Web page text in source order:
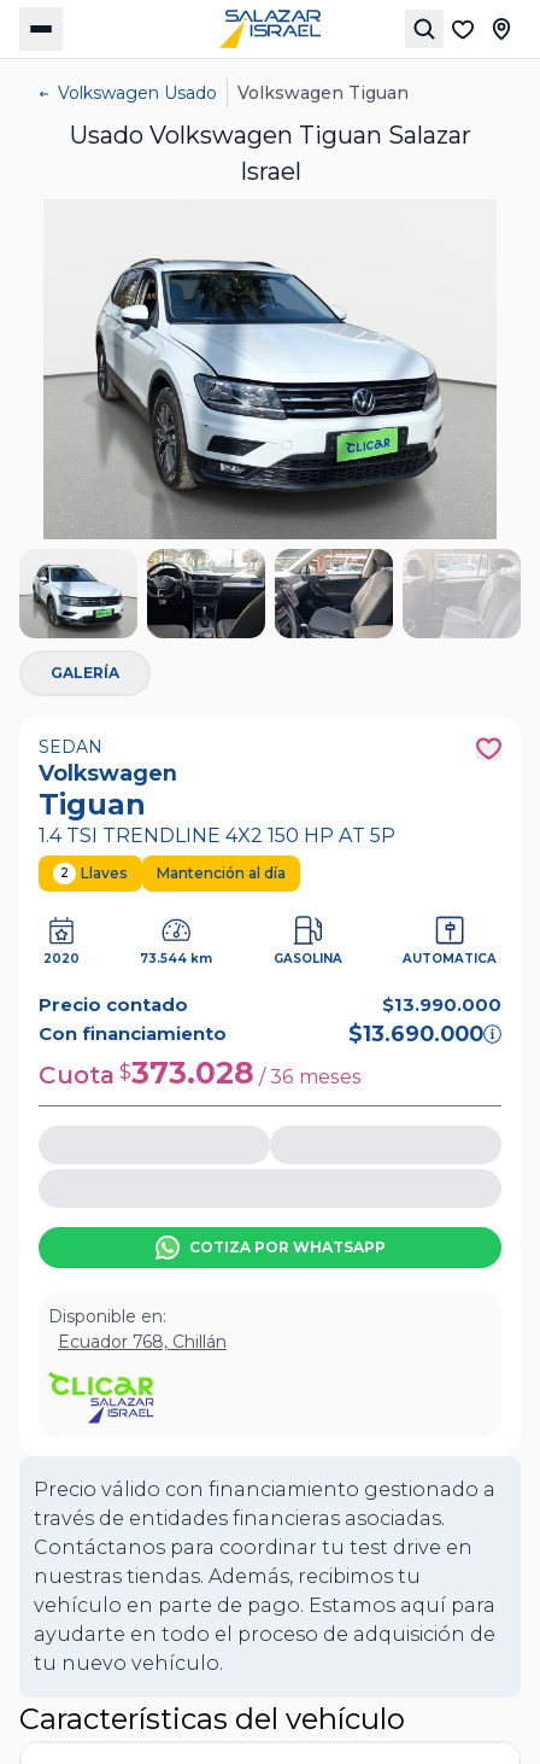
Volkswagen Usado Volkswagen Tiguan
Usado Volkswagen Tiguan Salazar
Israel
GALERÍA
SEDAN
Volkswagen
Tiguan
1.4 TSI TRENDLINE 4X2 150 HP AT 5P
2 Llaves Mantención al día
2020 73.544 km GASOLINA AUTOMATICA
Precio contado
$13.990.000
Con financiamiento
$13.690.000
Cuota $373.028 / 36 meses
COTIZA POR WHATSAPP
Disponible en:
Ecuador 768, Chillán
Precio válido con financiamiento gestionado a
través de entidades financieras asociadas.
Contáctanos para coordinar tu test drive en
nuestras tiendas. Además, recibimos tu
vehículo en parte de pago. Estamos aquí para
ayudarte en todo el proceso de adquisición de
tu nuevo vehículo.
Características del vehículo